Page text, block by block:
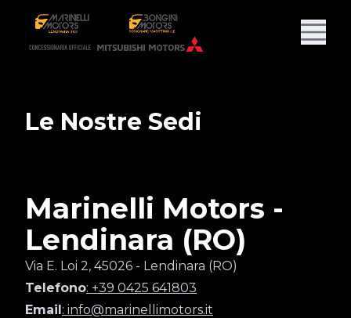
Le Nostre Sedi
Marinelli Motors -
Lendinara (RO)
Via E. Loi 2, 45026 - Lendinara (RO)
Telefono: +39 0425 641803
Email: info@marinellimotors.it